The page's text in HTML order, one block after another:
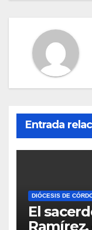
Entrada
DIÓCESIS DE
El